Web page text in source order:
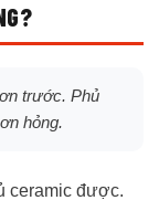
trước. Phủ
hỏng.
ceramic được.